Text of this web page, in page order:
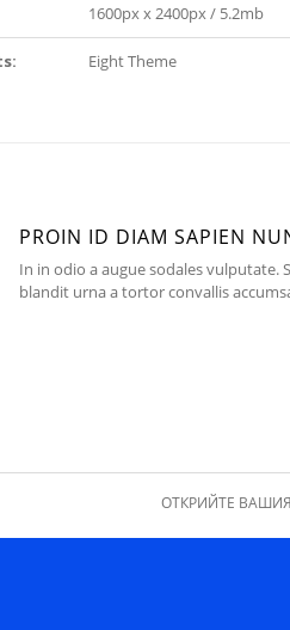
1600px x 2400px / 5.2mb
Eight Theme
PROIN ID DIAM SAPIEN
In in odio a augue sodales vulputate.
blandit urna a tortor convallis
ОТКРИЙТЕ